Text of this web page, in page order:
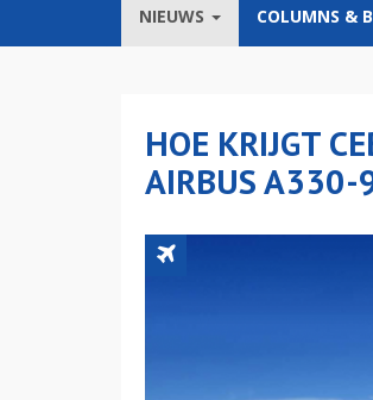
NIEUWS COLUMNS &
HOE KRIJGT
AIRBUS A330-